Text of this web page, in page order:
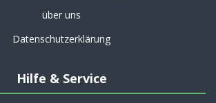
über uns
Datenschutzerklärung
Hilfe & Service